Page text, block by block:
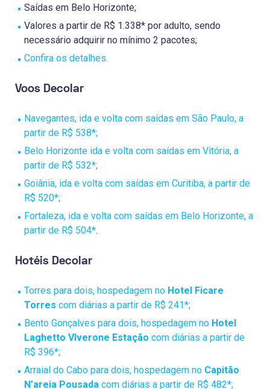
Saídas em Belo Horizonte;
Valores a partir de R$ 1.338* por adulto, sendo
necessário adquirir no mínimo 2 pacotes;
Confira os detalhes.
Voos Decolar
Navegantes, ida e volta com saídas em São Paulo, a
partir de R$ 538*;
Belo Horizonte ida e volta com saídas em Vitória, a
partir de R$ 532*;
Goiânia, ida e volta com saídas em Curitiba, a partir de
R$ 520*;
Fortaleza, ida e volta com saídas em Belo Horizonte, a
partir de R$ 504*.
Hotéis Decolar
Torres para dois, hospedagem no Hotel Ficare
Torres com diárias a partir de R$ 241*;
Bento Gonçalves para dois, hospedagem no Hotel
Laghetto VIverone Estação com diárias a partir de
R$ 396*;
Arraial do Cabo para dois, hospedagem no Capitão
N’areia Pousada com diárias a partir de R$ 482*;